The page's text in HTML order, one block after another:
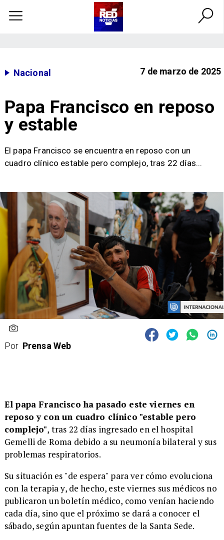
Nacional 7 de marzo de 2025
Papa Francisco en reposo
y estable
El papa Francisco se encuentra en reposo con un
cuadro clínico estable pero complejo, tras 22 días...
Por Prensa Web
El papa Francisco ha pasado este viernes en
reposo y con un cuadro clínico "estable pero
complejo", tras 22 días ingresado en el hospital
Gemelli de Roma debido a su neumonía bilateral y sus
problemas respiratorios.
Su situación es "de espera" para ver cómo evoluciona
con la terapia y, de hecho, este viernes sus médicos no
publicaron un boletín médico, como venían haciendo
cada día, sino que el próximo se dará a conocer el
sábado, según apuntan fuentes de la Santa Sede.